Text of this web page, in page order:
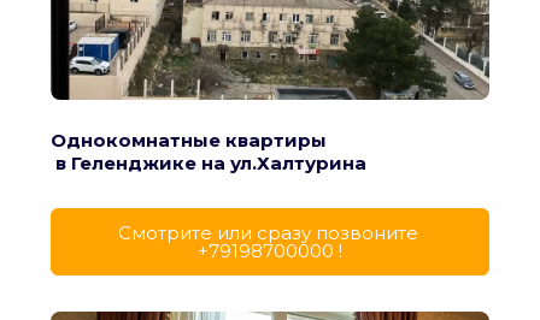
Однокомнатные квартиры
в Геленджике на ул.Халтурина
Cмотрите или сразу позвоните
+79198700000 !